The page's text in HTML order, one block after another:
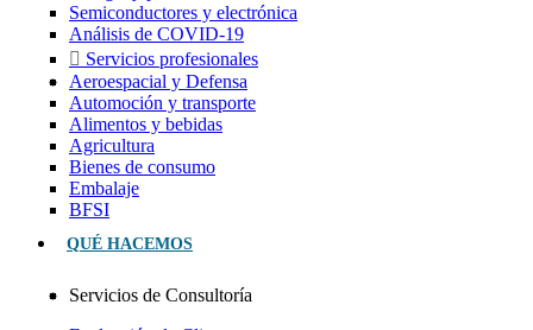
Semiconductores y electrónica
Análisis de COVID-19
Servicios profesionales
Aeroespacial y Defensa
Automoción y transporte
Alimentos y bebidas
Agricultura
Bienes de consumo
Embalaje
BFSI
QUÉ HACEMOS
Servicios de Consultoría